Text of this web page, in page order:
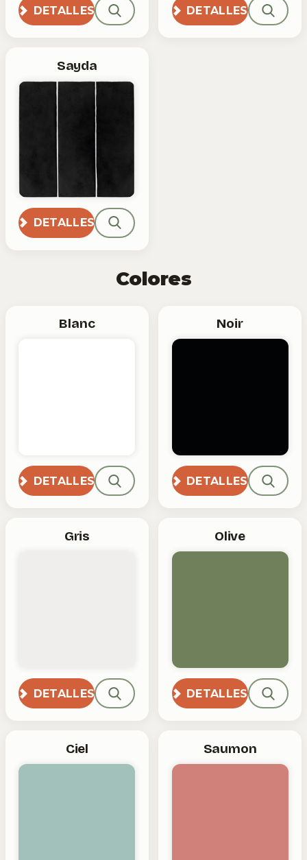
Colores
Blanc
DETALLES
Noir
DETALLES
Gris
DETALLES
Olive
DETALLES
Ciel Saumon
DETALLES DETALLES
Sayda
DETALLES